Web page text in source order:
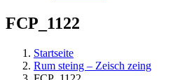
FCP_1122
Startseite
Rum steing – Zeisch zeing